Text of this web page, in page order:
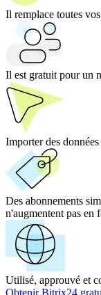
Il remplace toutes
Il est gratuit pour un
Importer des
Des abonnements
n'augmentent pas en
Utilisé, approuvé et
Obtenir Bitrix24